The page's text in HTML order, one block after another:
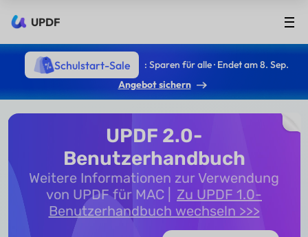
UPDF
Schulstart-Sale
: Sparen für alle · Endet am 8. Sep.
Angebot sichern
UPDF 2.0-
Benutzerhandbuch
Weitere Informationen zur Verwendung
von UPDF für MAC
Zu UPDF 1.0-
Benutzerhandbuch wechseln >>>